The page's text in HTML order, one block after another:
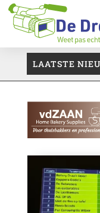
LAATSTE
ook nog wel even